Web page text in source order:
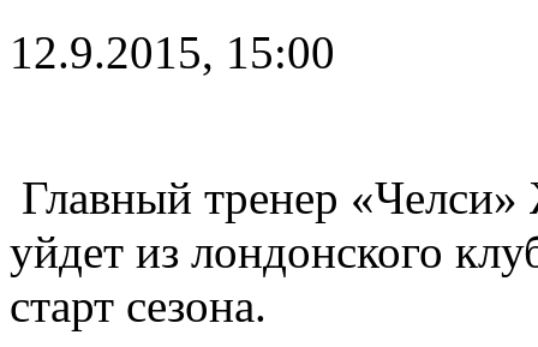
12.9.2015, 15:00
Главный тренер
уйдет из лондонского
старт сезона.